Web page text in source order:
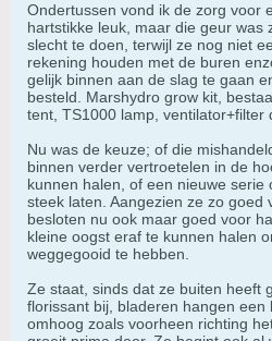
Ondertussen vond ik de zorg voor
hartstikke leuk, maar die geur was
slecht te doen, terwijl ze nog niet
rekening houden met de buren
gelijk binnen aan de slag te gaan
besteld. Marshydro grow kit,
tent, TS1000 lamp, ventilator+filter
Nu was de keuze; of die
binnen verder vertroetelen in de
kunnen halen, of een nieuwe serie
steek laten. Aangezien ze zo goed
besloten nu ook maar goed voor
kleine oogst eraf te kunnen halen
weggegooid te hebben.
Ze staat, sinds dat ze buiten heeft
florissant bij, bladeren hangen
omhoog zoals voorheen richting